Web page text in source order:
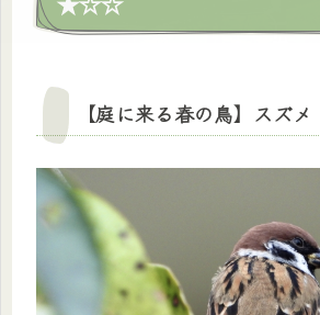
【庭に来る春の鳥】 スズメ